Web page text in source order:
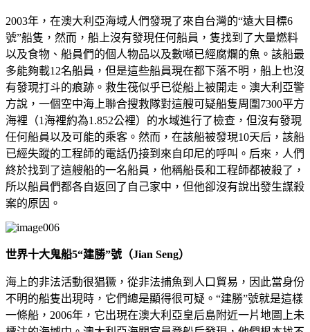
2003年，在澳大利亞海域人們發現了來自台灣的“遠大目標6
號”船隻，然而，船上沒有發現任何船員，隻找到了大量燃料
以及食物、船員們的個人物品以及數噸已經腐爛的魚。該船最
多能夠載12名船員，但是這些船員現在都下落不明，船上也沒
有發現打斗的痕跡。救生筏似乎已從船上被開走。澳大利亞警
方說，一個空中海上聯合搜救隊對這艘可疑船隻周圍7300平方
海裡（1海裡約為1.852公裡）的水域進行了檢查，但沒有發現
任何船員以及可能的乘客。然而，在該船被發現10天后，該船
已經失蹤的工程師的電話仍接到來自印尼的呼叫。后來，人們
終於找到了這艘船的一名船員，他稱船長和工程師都被殺了，
所以船員們都各自返回了自己家中，但他卻沒有說出發生謀殺
案的原因。
世界十大鬼船5“建勝”號（Jian Seng）
海上的非法活動很猖獗，從非法捕魚到人口貿易，因此當身份
不明的船隻出現時，它們總是顯得很可疑。“建勝”號就是這樣
一條船，2006年，它出現在澳大利亞皇后島附近一片地圖上未